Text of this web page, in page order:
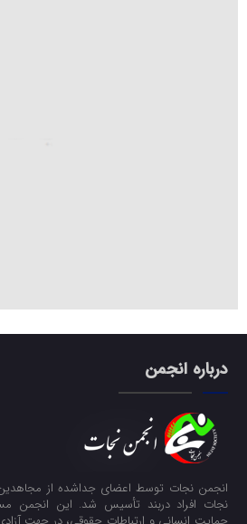
درباره انجمن
انجمن نجات توسط اعضای جداشده از مجاهدین
نجات افراد دربند تأسیس شد. این انجمن